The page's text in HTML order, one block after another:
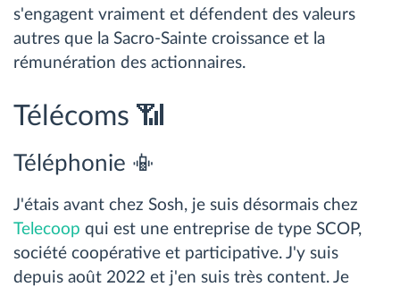
s'engagent vraiment et défendent des valeurs
autres que la Sacro-Sainte croissance et la
rémunération des actionnaires.
Télécoms 📶
Téléphonie 📳
J'étais avant chez Sosh, je suis désormais chez
Telecoop qui est une entreprise de type SCOP,
société coopérative et participative. J'y suis
depuis août 2022 et j'en suis très content. Je